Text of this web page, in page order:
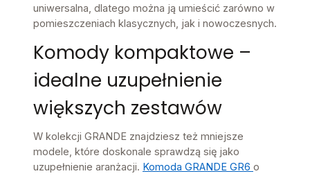
uniwersalna, dlatego można ją umieścić zarówno w
pomieszczeniach klasycznych, jak i nowoczesnych.
Komody kompaktowe –
idealne uzupełnienie
większych zestawów
W kolekcji GRANDE znajdziesz też mniejsze
modele, które doskonale sprawdzą się jako
uzupełnienie aranżacji. Komoda GRANDE GR6 o